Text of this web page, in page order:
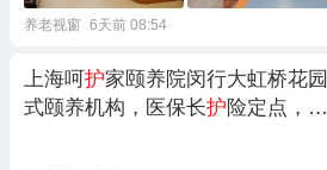
养老视窗 6天前 08:54
上海呵护家颐养院闵行大虹桥花园
式颐养机构，医保长护险定点，自